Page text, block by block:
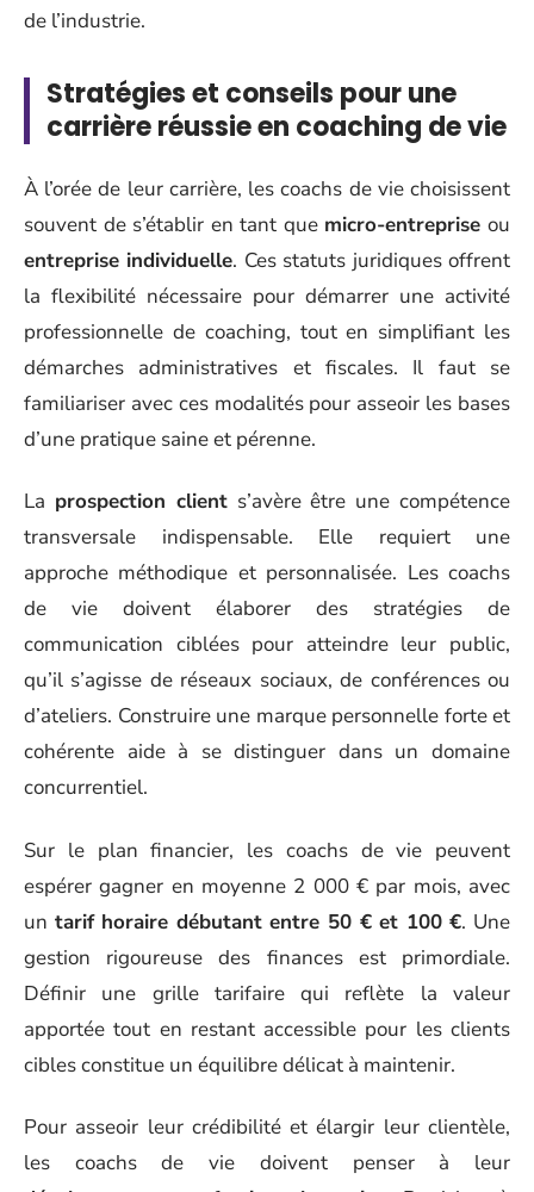
de l’industrie.
Stratégies et conseils pour une
carrière réussie en coaching de vie
À l’orée de leur carrière, les coachs de vie choisissent
souvent de s’établir en tant que micro-entreprise ou
entreprise individuelle. Ces statuts juridiques offrent
la flexibilité nécessaire pour démarrer une activité
professionnelle de coaching, tout en simplifiant les
démarches administratives et fiscales. Il faut se
familiariser avec ces modalités pour asseoir les bases
d’une pratique saine et pérenne.
La prospection clients’avère être une compétence
transversale indispensable. Elle requiert une
approche méthodique et personnalisée. Les coachs
de vie doivent élaborer des stratégies de
communication ciblées pour atteindre leur public,
qu’il s’agisse de réseaux sociaux, de conférences ou
d’ateliers. Construire une marque personnelle forte et
cohérente aide à se distinguer dans un domaine
concurrentiel.
Sur le plan financier, les coachs de vie peuvent
espérer gagner en moyenne 2 000 € par mois, avec
un tarif horaire débutant entre 50 € et 100 €. Une
gestion rigoureuse des finances est primordiale.
Définir une grille tarifaire qui reflète la valeur
apportée tout en restant accessible pour les clients
cibles constitue un équilibre délicat à maintenir.
Pour asseoir leur crédibilité et élargir leur clientèle,
les coachs de vie doivent penser à leur